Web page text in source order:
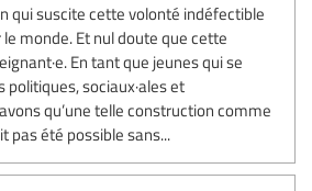
qui suscite cette volonté indéfectible
monde. Et nul doute que cette
En tant que jeunes qui se
politiques, sociaux·ales et
qu’une telle construction comme
pas été possible sans...